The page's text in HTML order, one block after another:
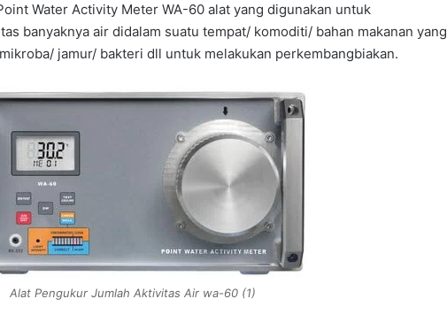
Water Activity Meter WA-60 alat yang digunakan untuk
banyaknya air didalam suatu tempat/ komoditi/ bahan makanan yang
jamur/ bakteri dll untuk melakukan perkembangbiakan.
Alat Pengukur Jumlah Aktivitas Air wa-60 (1)